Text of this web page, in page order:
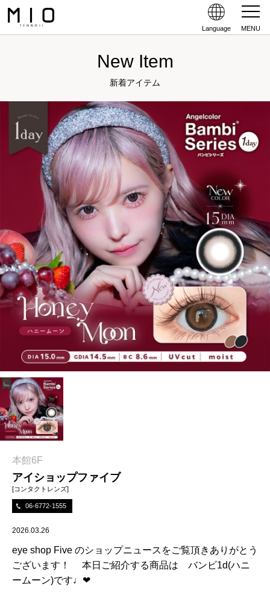
Language MENU
New Item
新着アイテム
本館6F
アイショップファイブ
[コンタクトレンズ]
06-6772-1555
2026.03.26
eye shop Five のショップニュースをご覧頂きありがとう
ございます！ 本日ご紹介する商品は バンビ1d(ハニ
ームーン)です♩❤︎